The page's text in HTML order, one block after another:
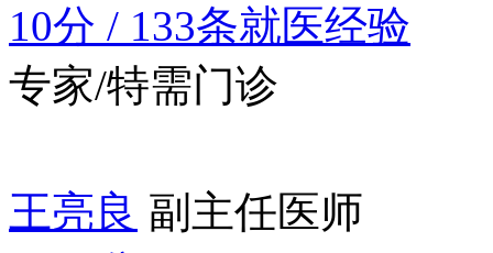
10分 / 133条就医经验
专家/特需门诊
王亮良 副主任医师